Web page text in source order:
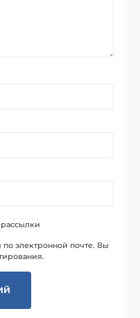
электронной почте. Вы